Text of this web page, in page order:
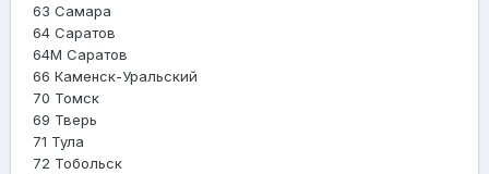
63 Самара
64 Саратов
64М Саратов
66 Каменск-Уральский
70 Томск
69 Тверь
71 Тула
72 Тобольск